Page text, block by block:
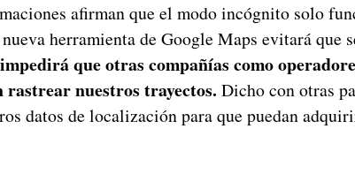
afirman que el modo incógnito solo
herramienta de Google Maps evitará que
que otras compañías como
rastrear nuestros trayectos. Dicho con otras
datos de localización para que puedan